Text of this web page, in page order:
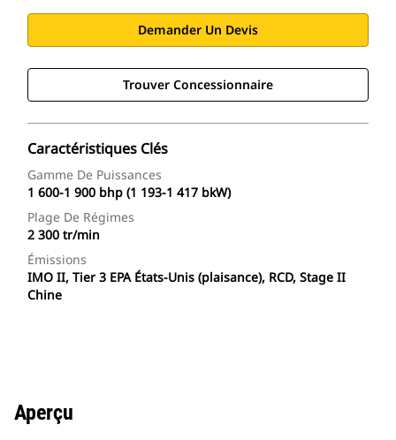
Demander Un Devis
Trouver Concessionnaire
Caractéristiques Clés
Gamme De Puissances
1 600-1 900 bhp (1 193-1 417 bkW)
Plage De Régimes
2 300 tr/min
Émissions
IMO II, Tier 3 EPA États-Unis (plaisance), RCD, Stage II
Chine
Aperçu